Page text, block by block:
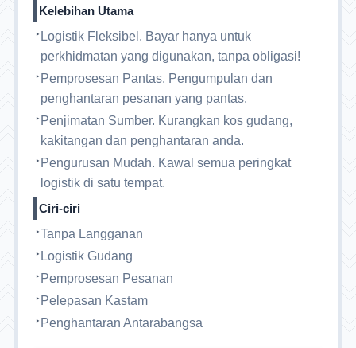
Kelebihan Utama
Logistik Fleksibel. Bayar hanya untuk
perkhidmatan yang digunakan, tanpa obligasi!
Pemprosesan Pantas. Pengumpulan dan
penghantaran pesanan yang pantas.
Penjimatan Sumber. Kurangkan kos gudang,
kakitangan dan penghantaran anda.
Pengurusan Mudah. Kawal semua peringkat
logistik di satu tempat.
Ciri-ciri
Tanpa Langganan
Logistik Gudang
Pemprosesan Pesanan
Pelepasan Kastam
Penghantaran Antarabangsa